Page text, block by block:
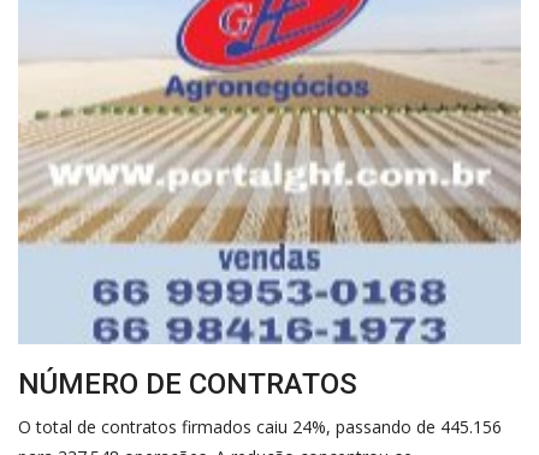
NÚMERO DE CONTRATOS
O total de contratos firmados caiu 24%, passando de 445.156